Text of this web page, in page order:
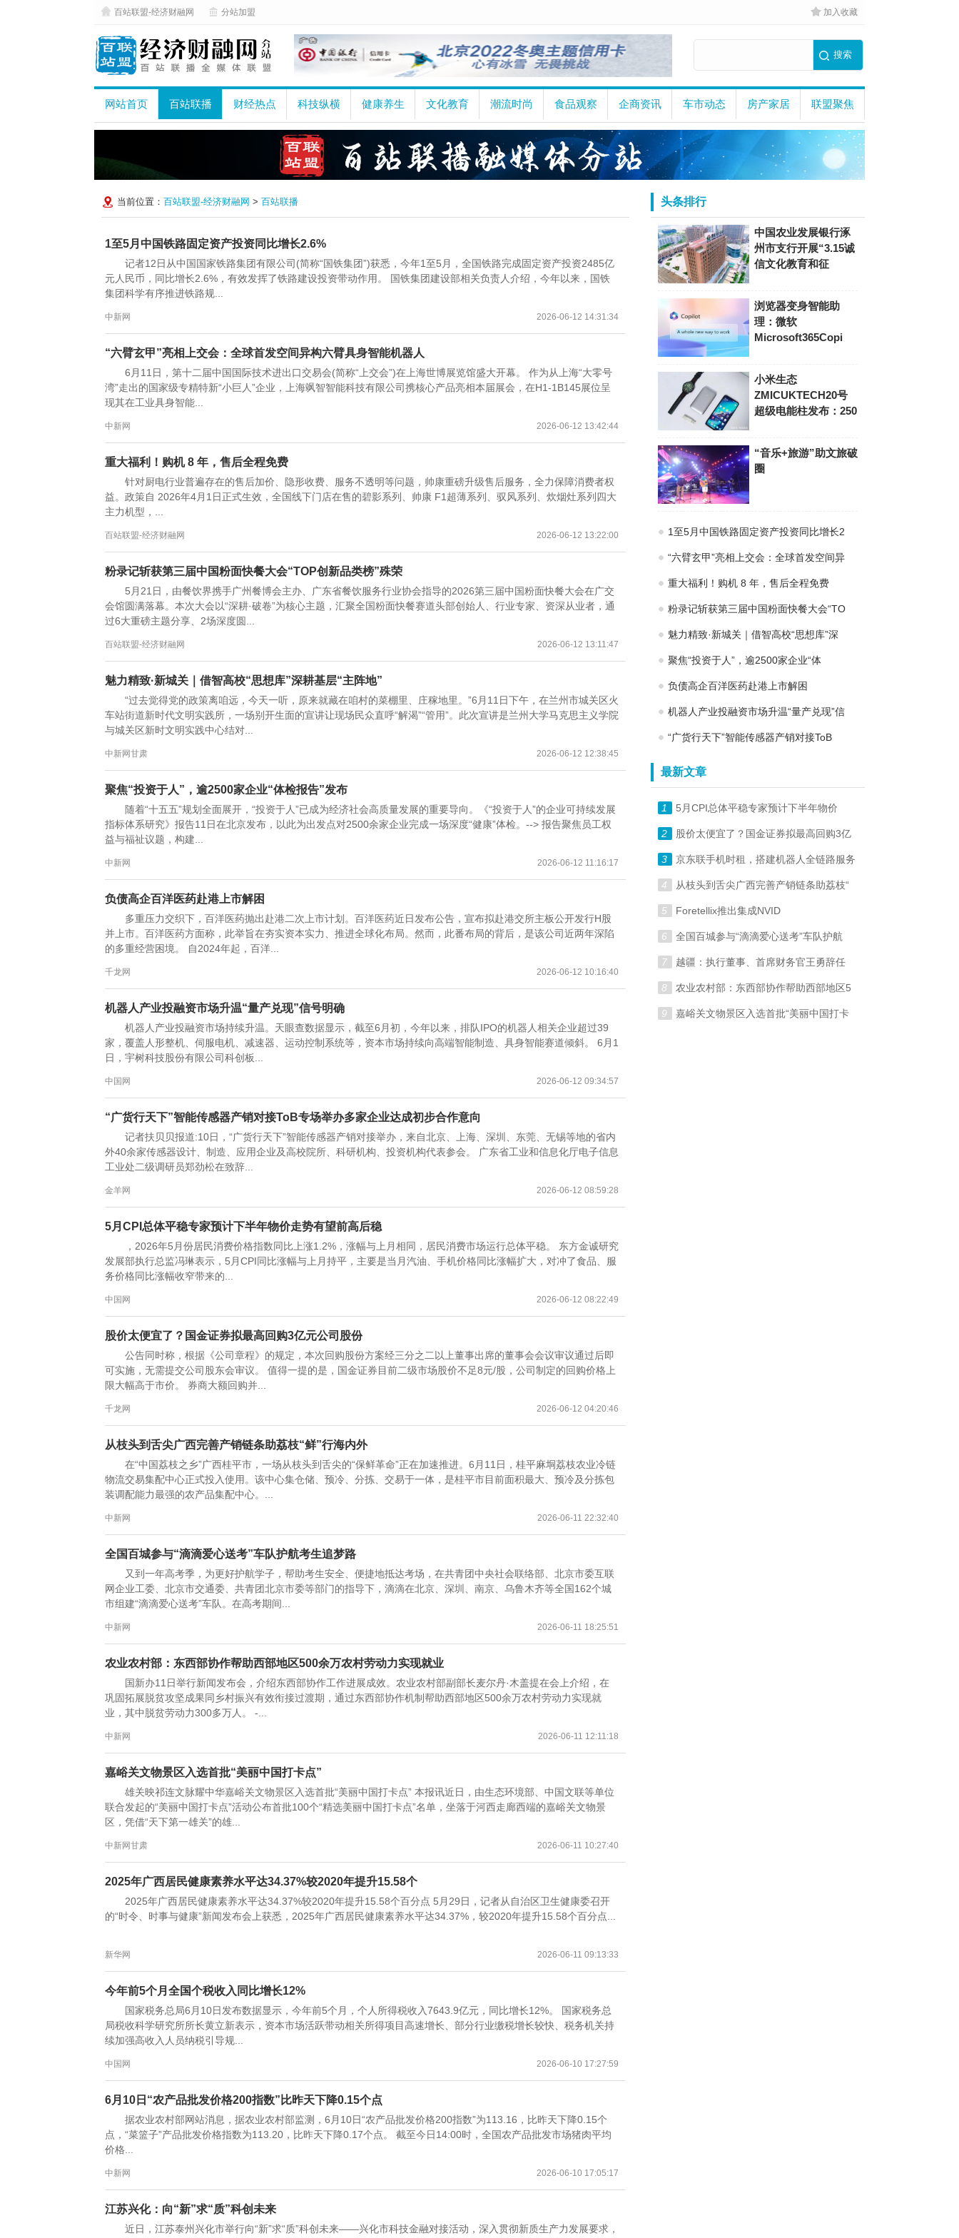
百站联盟-经济财融网 分站加盟 加入收藏
网站首页 百站联播 财经热点 科技纵横 健康养生 文化教育 潮流时尚 食品观察 企商资讯 车市动态 房产家居 联盟聚焦
当前位置： 百站联盟-经济财融网 > 百站联播
1至5月中国铁路固定资产投资同比增长2.6%
记者12日从中国国家铁路集团有限公司(简称“国铁集团”)获悉，今年1至5月，全国铁路完成固定资产投资2485亿
元人民币，同比增长2.6%，有效发挥了铁路建设投资带动作用。 国铁集团建设部相关负责人介绍，今年以来，国铁
集团科学有序推进铁路规...
中新网 2026-06-12 14:31:34
“六臂玄甲”亮相上交会：全球首发空间异构六臂具身智能机器人
6月11日，第十二届中国国际技术进出口交易会(简称“上交会”)在上海世博展览馆盛大开幕。 作为从上海“大零号
湾”走出的国家级专精特新“小巨人”企业，上海飒智智能科技有限公司携核心产品亮相本届展会，在H1-1B145展位呈
现其在工业具身智能...
中新网 2026-06-12 13:42:44
重大福利！购机 8 年，售后全程免费
针对厨电行业普遍存在的售后加价、隐形收费、服务不透明等问题，帅康重磅升级售后服务，全力保障消费者权
益。政策自 2026年4月1日正式生效，全国线下门店在售的碧影系列、帅康 F1超薄系列、驭风系列、炊烟灶系列四大
主力机型，...
百站联盟-经济财融网 2026-06-12 13:22:00
粉录记斩获第三届中国粉面快餐大会“TOP创新品类榜”殊荣
5月21日，由餐饮界携手广州餐博会主办、广东省餐饮服务行业协会指导的2026第三届中国粉面快餐大会在广交
会馆圆满落幕。本次大会以“深耕·破卷”为核心主题，汇聚全国粉面快餐赛道头部创始人、行业专家、资深从业者，通
过6大重磅主题分享、2场深度圆...
百站联盟-经济财融网 2026-06-12 13:11:47
魅力精致·新城关｜借智高校“思想库”深耕基层“主阵地”
“过去觉得党的政策离咱远，今天一听，原来就藏在咱村的菜棚里、庄稼地里。”6月11日下午，在兰州市城关区火
车站街道新时代文明实践所，一场别开生面的宣讲让现场民众直呼“解渴”“管用”。此次宣讲是兰州大学马克思主义学院
与城关区新时文明实践中心结对...
中新网甘肃 2026-06-12 12:38:45
聚焦“投资于人”，逾2500家企业“体检报告”发布
随着“十五五”规划全面展开，“投资于人”已成为经济社会高质量发展的重要导向。《“投资于人”的企业可持续发展
指标体系研究》报告11日在北京发布，以此为出发点对2500余家企业完成一场深度“健康”体检。--> 报告聚焦员工权
益与福祉议题，构建...
中新网 2026-06-12 11:16:17
负债高企百洋医药赴港上市解困
多重压力交织下，百洋医药抛出赴港二次上市计划。百洋医药近日发布公告，宣布拟赴港交所主板公开发行H股
并上市。百洋医药方面称，此举旨在夯实资本实力、推进全球化布局。然而，此番布局的背后，是该公司近两年深陷
的多重经营困境。 自2024年起，百洋...
千龙网 2026-06-12 10:16:40
机器人产业投融资市场升温“量产兑现”信号明确
机器人产业投融资市场持续升温。天眼查数据显示，截至6月初，今年以来，排队IPO的机器人相关企业超过39
家，覆盖人形整机、伺服电机、减速器、运动控制系统等，资本市场持续向高端智能制造、具身智能赛道倾斜。 6月1
日，宇树科技股份有限公司科创板...
中国网 2026-06-12 09:34:57
“广货行天下”智能传感器产销对接ToB专场举办多家企业达成初步合作意向
记者扶贝贝报道:10日，“广货行天下”智能传感器产销对接举办，来自北京、上海、深圳、东莞、无锡等地的省内
外40余家传感器设计、制造、应用企业及高校院所、科研机构、投资机构代表参会。 广东省工业和信息化厅电子信息
工业处二级调研员郑劲松在致辞...
金羊网 2026-06-12 08:59:28
5月CPI总体平稳专家预计下半年物价走势有望前高后稳
，2026年5月份居民消费价格指数同比上涨1.2%，涨幅与上月相同，居民消费市场运行总体平稳。 东方金诚研究
发展部执行总监冯琳表示，5月CPI同比涨幅与上月持平，主要是当月汽油、手机价格同比涨幅扩大，对冲了食品、服
务价格同比涨幅收窄带来的...
中国网 2026-06-12 08:22:49
股价太便宜了？国金证券拟最高回购3亿元公司股份
公告同时称，根据《公司章程》的规定，本次回购股份方案经三分之二以上董事出席的董事会会议审议通过后即
可实施，无需提交公司股东会审议。 值得一提的是，国金证券目前二级市场股价不足8元/股，公司制定的回购价格上
限大幅高于市价。 券商大额回购并...
千龙网 2026-06-12 04:20:46
从枝头到舌尖广西完善产销链条助荔枝“鲜”行海内外
在“中国荔枝之乡”广西桂平市，一场从枝头到舌尖的“保鲜革命”正在加速推进。6月11日，桂平麻垌荔枝农业冷链
物流交易集配中心正式投入使用。该中心集仓储、预冷、分拣、交易于一体，是桂平市目前面积最大、预冷及分拣包
装调配能力最强的农产品集配中心。...
中新网 2026-06-11 22:32:40
全国百城参与“滴滴爱心送考”车队护航考生追梦路
又到一年高考季，为更好护航学子，帮助考生安全、便捷地抵达考场，在共青团中央社会联络部、北京市委互联
网企业工委、北京市交通委、共青团北京市委等部门的指导下，滴滴在北京、深圳、南京、乌鲁木齐等全国162个城
市组建“滴滴爱心送考”车队。在高考期间...
中新网 2026-06-11 18:25:51
农业农村部：东西部协作帮助西部地区500余万农村劳动力实现就业
国新办11日举行新闻发布会，介绍东西部协作工作进展成效。农业农村部副部长麦尔丹·木盖提在会上介绍，在
巩固拓展脱贫攻坚成果同乡村振兴有效衔接过渡期，通过东西部协作机制帮助西部地区500余万农村劳动力实现就
业，其中脱贫劳动力300多万人。 -...
中新网 2026-06-11 12:11:18
嘉峪关文物景区入选首批“美丽中国打卡点”
雄关映祁连文脉耀中华嘉峪关文物景区入选首批“美丽中国打卡点” 本报讯近日，由生态环境部、中国文联等单位
联合发起的“美丽中国打卡点”活动公布首批100个“精选美丽中国打卡点”名单，坐落于河西走廊西端的嘉峪关文物景
区，凭借“天下第一雄关”的雄...
中新网甘肃 2026-06-11 10:27:40
2025年广西居民健康素养水平达34.37%较2020年提升15.58个
2025年广西居民健康素养水平达34.37%较2020年提升15.58个百分点 5月29日，记者从自治区卫生健康委召开
的“时令、时事与健康”新闻发布会上获悉，2025年广西居民健康素养水平达34.37%，较2020年提升15.58个百分点...
新华网 2026-06-11 09:13:33
今年前5个月全国个税收入同比增长12%
国家税务总局6月10日发布数据显示，今年前5个月，个人所得税收入7643.9亿元，同比增长12%。 国家税务总
局税收科学研究所所长黄立新表示，资本市场活跃带动相关所得项目高速增长、部分行业缴税增长较快、税务机关持
续加强高收入人员纳税引导规...
中国网 2026-06-10 17:27:59
6月10日“农产品批发价格200指数”比昨天下降0.15个点
据农业农村部网站消息，据农业农村部监测，6月10日“农产品批发价格200指数”为113.16，比昨天下降0.15个
点，“菜篮子”产品批发价格指数为113.20，比昨天下降0.17个点。 截至今日14:00时，全国农产品批发市场猪肉平均
价格...
中新网 2026-06-10 17:05:17
江苏兴化：向“新”求“质”科创未来
近日，江苏泰州兴化市举行向“新”求“质”科创未来——兴化市科技金融对接活动，深入贯彻新质生产力发展要求，
头条排行
中国农业发展银行涿
州市支行开展“3.15诚
信文化教育和征
浏览器变身智能助
理：微软
Microsoft365Copi
小米生态
ZMICUKTECH20号
超级电能柱发布：250
“音乐+旅游”助文旅破
圈
1至5月中国铁路固定资产投资同比增长2
“六臂玄甲”亮相上交会：全球首发空间异
重大福利！购机 8 年，售后全程免费
粉录记斩获第三届中国粉面快餐大会“TO
魅力精致·新城关｜借智高校“思想库”深
聚焦“投资于人”，逾2500家企业“体
负债高企百洋医药赴港上市解困
机器人产业投融资市场升温“量产兑现”信
“广货行天下”智能传感器产销对接ToB
最新文章
1 5月CPI总体平稳专家预计下半年物价
2 股价太便宜了？国金证券拟最高回购3亿
3 京东联手机时租，搭建机器人全链路服务
4 从枝头到舌尖广西完善产销链条助荔枝“
5 Foretellix推出集成NVID
6 全国百城参与“滴滴爱心送考”车队护航
7 越疆：执行董事、首席财务官王勇辞任
8 农业农村部：东西部协作帮助西部地区5
9 嘉峪关文物景区入选首批“美丽中国打卡